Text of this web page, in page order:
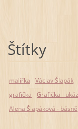
Štítky
malířka Václav Šlapák
grafička
Grafička -
Alena Šlapáková - básně